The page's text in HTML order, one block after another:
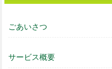
ごあいさつ
サービス概要